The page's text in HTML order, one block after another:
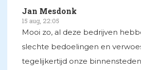
Jan Mesdonk
15 aug, 22:05
Mooi zo, al deze bedrijven
slechte bedoelingen en
tegelijkertijd onze